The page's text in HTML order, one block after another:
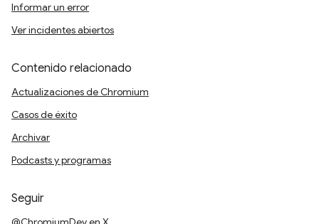
Informar un error
Ver incidentes abiertos
Contenido relacionado
Actualizaciones de Chromium
Casos de éxito
Archivar
Podcasts y programas
Seguir